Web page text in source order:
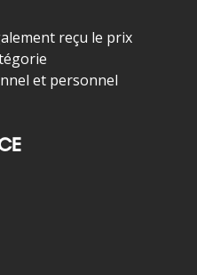
reçu le prix
et personnel